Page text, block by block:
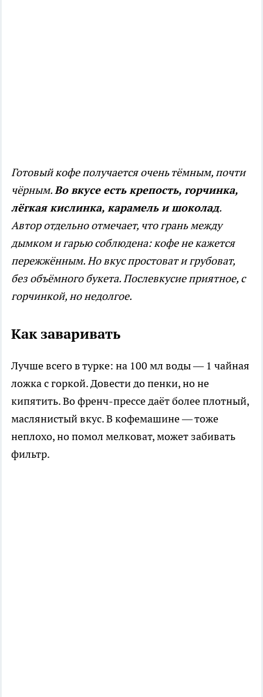
Готовый кофе получается очень тёмным, почти
чёрным.Во вкусе есть крепость, горчинка,
лёгкая кислинка, карамель и шоколад.
Автор отдельно отмечает, что грань между
дымком и гарью соблюдена: кофе не кажется
пережжённым. Но вкус простоват и грубоват,
без объёмного букета. Послевкусие приятное, с
горчинкой, но недолгое.
Как заваривать
Лучше всего в турке: на 100 мл воды — 1 чайная
ложка с горкой. Довести до пенки, но не
кипятить. Во френч-прессе даёт более плотный,
маслянистый вкус. В кофемашине — тоже
неплохо, но помол мелковат, может забивать
фильтр.